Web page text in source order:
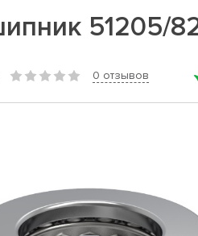
51205/
0 отзывов